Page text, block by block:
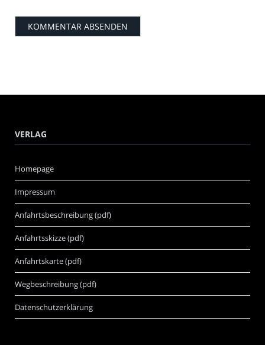
VERLAG
Homepage
Impressum
Anfahrtsbeschreibung (pdf)
Anfahrtsskizze (pdf)
Anfahrtskarte (pdf)
Wegbeschreibung (pdf)
Datenschutzerklärung